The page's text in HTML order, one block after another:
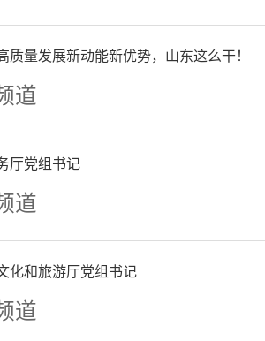
亦是从艺的境
得益彰，令人由
晓松
进的画以“画趣”
当代绘画的色彩
量发展新动能新优势，山东这么干！
道
厅党组书记
道
化和旅游厅党组书记
道